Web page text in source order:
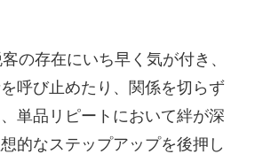
の存在にいち早く気が付き、
呼び止めたり、関係を切らず
単品リピートにおいて絆が深
的なステップアップを後押し